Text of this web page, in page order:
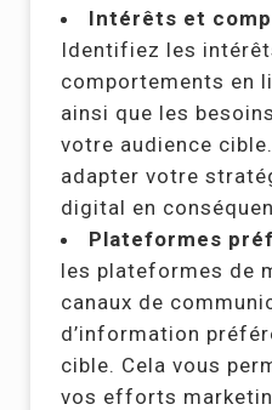
Intérêts et
Identifiez les
comportements en
ainsi que les
votre audience
adapter votre
digital en
Plateformes
les plateformes de
canaux de
d’information
cible. Cela vous
vos efforts